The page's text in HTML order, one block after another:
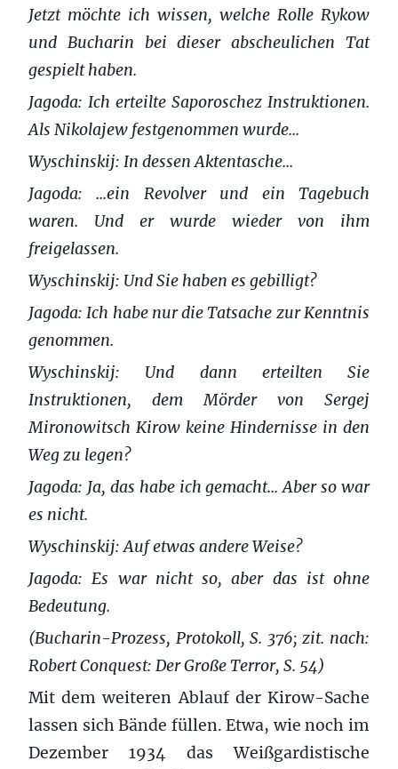
Jetzt möchte ich wissen, welche Rolle Rykow
und Bucharin bei dieser abscheulichen Tat
gespielt haben.
Jagoda: Ich erteilte Saporoschez Instruktionen.
Als Nikolajew festgenommen wurde...
Wyschinskij: In dessen Aktentasche...
Jagoda: ...ein Revolver und ein Tagebuch
waren. Und er wurde wieder von ihm
freigelassen.
Wyschinskij: Und Sie haben es gebilligt?
Jagoda: Ich habe nur die Tatsache zur Kenntnis
genommen.
Wyschinskij: Und dann erteilten Sie
Instruktionen, dem Mörder von Sergej
Mironowitsch Kirow keine Hindernisse in den
Weg zu legen?
Jagoda: Ja, das habe ich gemacht... Aber so war
es nicht.
Wyschinskij: Auf etwas andere Weise?
Jagoda: Es war nicht so, aber das ist ohne
Bedeutung.
(Bucharin-Prozess, Protokoll, S. 376; zit. nach:
Robert Conquest: Der Große Terror, S. 54)
Mit dem weiteren Ablauf der Kirow-Sache
lassen sich Bände füllen. Etwa, wie noch im
Dezember 1934 das Weißgardistische